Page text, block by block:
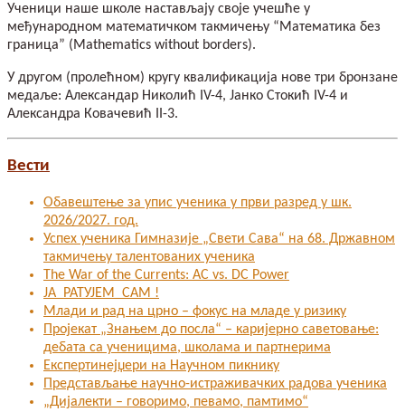
Ученици наше школе настављају своје учешће у
међународном математичком такмичењу “Математика без
граница” (Mathematics without borders).
У другом (пролећном) кругу квалификација нове три бронзане
медаље: Александар Николић IV-4, Јанко Стокић IV-4 и
Александра Ковачевић II-3.
Вести
Обавештење за упис ученика у први разред у шк.
2026/2027. год.
Успех ученика Гимназије „Свети Сава“ на 68. Државном
такмичењу талентованих ученика
The War of the Currents: AC vs. DC Power
ЈА РАТУЈЕМ САМ !
Млади и рад на црно – фокус на младе у ризику
Пројекат „Знањем до посла“ – каријерно саветовање:
дебата са ученицима, школама и партнерима
Експертинејџери на Научном пикнику
Представљање научно-истраживачких радова ученика
„Дијалекти – говоримо, певамо, памтимо“